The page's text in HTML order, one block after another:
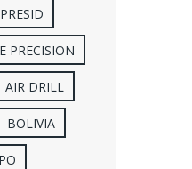
PRECISION
AIR DRILL
BOLIVIA